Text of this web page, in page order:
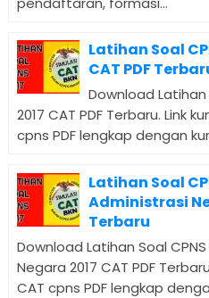
Latihan Soal
CAT PDF
Download Latihan
2017 CAT PDF Terbaru. Link
cpns PDF lengkap dengan
Latihan Soal
Administrasi
Terbaru
Download Latihan Soal
Negara 2017 CAT PDF
CAT cpns PDF lengkap